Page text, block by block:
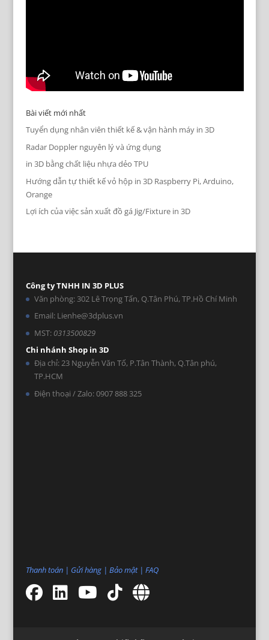
Bài viết mới nhất
Tuyển dụng nhân viên thiết kế & vận hành máy in 3D
Radar Doppler nguyên lý và ứng dụng
in 3D bằng chất liệu nhựa dẻo TPU
Hướng dẫn tự thiết kế vỏ hộp in 3D Raspberry Pi, Arduino,
Orange
Lợi ích của việc sản xuất đồ gá Jig/Fixture in 3D
Công ty TNHH IN 3D PLUS
Văn phòng: 302 Lê Trọng Tấn, Q.Tân Phú, TP.Hồ Chí Minh
Email: Lienhe@3dplus.vn
MST: 0313500829
Chi nhánh Shop in 3D
Địa chỉ: 23 Nguyễn Văn Tố, P.Tân Thành, Q.Tân phú,
TP.HCM
Điện thoại / Zalo: 0907 888 325
Thanh toán| Gửi hàng| Bảo mật| FAQ